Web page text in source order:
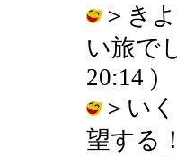
＞き
い旅で
20:14 )
＞い
望する